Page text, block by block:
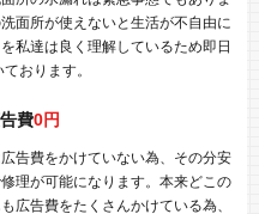
面所が使えないと生活が不自由に
私達は良く理解しているため即日
おります。
費0円
告費をかけていない為、その分安
理が可能になります。本来どこの
広告費をたくさんかけている為、